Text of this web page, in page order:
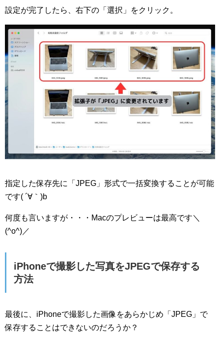
設定が完了したら、右下の「選択」をクリック。
指定した保存先に「JPEG」形式で一括変換することが可能
です( ´∀｀)b
何度も言いますが・・・Macのプレビューは最高です＼
(^o^)／
iPhoneで撮影した写真をJPEGで保存する
方法
最後に、iPhoneで撮影した画像をあらかじめ「JPEG」で
保存することはできないのだろうか？